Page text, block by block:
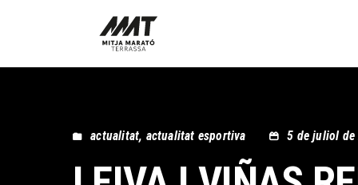
actualitat, actualitat esportiva 5 de juliol de